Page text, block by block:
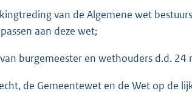
van de Algemene wet
aan deze wet;
burgemeester en wethouders d.d.
de Gemeentewet en de Wet op de